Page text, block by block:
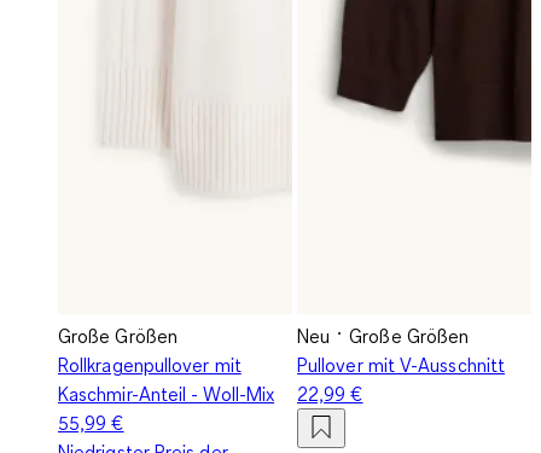
Große Größen
Rollkragenpullover mit
Kaschmir-Anteil - Woll-Mix
55,99 €
Neu
Große Größen
Pullover mit V-Ausschnitt
22,99 €